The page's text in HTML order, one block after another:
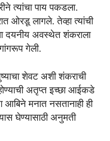
त्यांचा पाय पकडला.
ओरडू लागले. तेव्हा त्यांची
दयनीय अवस्थेत शंकराला
गेली.
शेवट अशी शंकराची
अतृप्त इच्छा आईकडे
आबिने मनात नसतानाही ही
घेण्यासाठी अनुमती